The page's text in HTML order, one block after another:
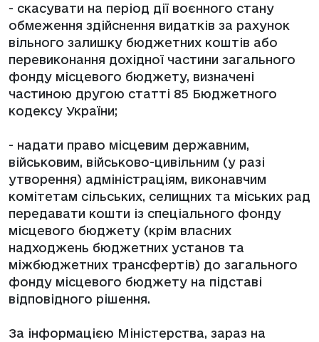
- скасувати на період дії воєнного стану
обмеження здійснення видатків за рахунок
вільного залишку бюджетних коштів або
перевиконання дохідної частини загального
фонду місцевого бюджету, визначені
частиною другою статті 85 Бюджетного
кодексу України;
- надати право місцевим державним,
військовим, військово-цивільним (у разі
утворення) адміністраціям, виконавчим
комітетам сільських, селищних та міських рад
передавати кошти із спеціального фонду
місцевого бюджету (крім власних
надходжень бюджетних установ та
міжбюджетних трансфертів) до загального
фонду місцевого бюджету на підставі
відповідного рішення.
За інформацією Міністерства, зараз на